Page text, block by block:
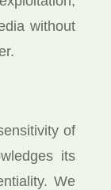
without
of
its
We